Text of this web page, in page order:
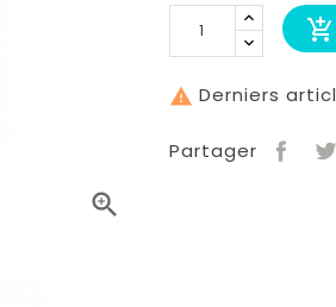

add_shopping_cart
 Derniers
Partager